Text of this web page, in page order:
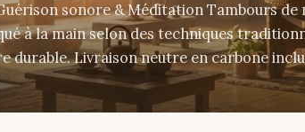
sonore & Méditation Tambours de
à la main selon des techniques
durable. Livraison neutre en carbone